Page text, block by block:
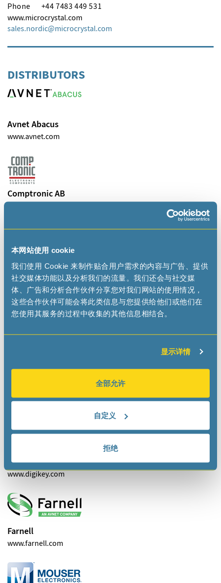
本网站使用 cookie
我们使用 Cookie 来制作贴合用户需求的内容与广告、提供
社交媒体功能以及分析我们的流量。我们还会与社交媒
体、广告和分析合作伙伴分享您对我们网站的使用情况，
这些合作伙伴可能会将此类信息与您提供给他们或他们在
您使用其服务的过程中收集的其他信息相结合。
显示详情
全部允许
自定义
拒绝
Phone
+44 7483 449 531
www.microcrystal.com
sales.nordic
microcrystal com
DISTRIBUTORS
Avnet Abacus
www.avnet.com
Comptronic AB
INELTEK GmbH
www.ineltek.com
info
ineltek com
www.arrow.com
Digi-Key Electronics
www.digikey.com
Farnell
www.farnell.com